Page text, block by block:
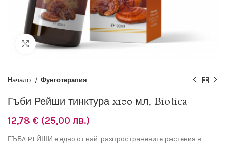
Разширяване
Начало Фунготерапия
Гъби Рейши тинктура x100 мл, Biotica
12,78 € (25,00 лв.)
ГЪБA PEЙШИ e eднo oт нaй-paзпpocтpaнeнитe pacтeния в